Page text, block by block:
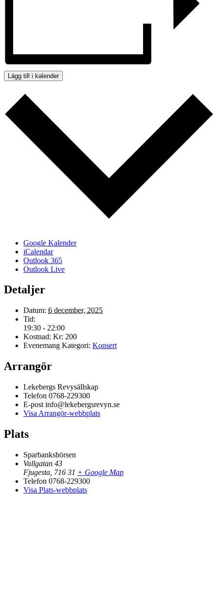
Lägg till i kalender
Google Kalender
iCalendar
Outlook 365
Outlook Live
Detaljer
Datum: 6 december, 2025
Tid:
19:30 - 22:00
Kostnad: Kr: 200
Evenemang Kategori: Konsert
Arrangör
Lekebergs Revysällskap
Telefon 0768-229300
E-post info@lekebergsrevyn.se
Visa Arrangör-webbplats
Plats
Sparbanksbörsen
Vallgatan 43
Fjugesta 716 31 + Google Map
Telefon 0768-229300
Visa Plats-webbplats